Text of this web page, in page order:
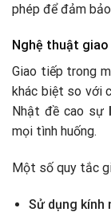
phép để đảm
Nghệ thuật
Giao tiếp trong
khác biệt so với
Nhật đề cao sự
mọi tình huống.
Một số quy tắc
Sử dụng kính